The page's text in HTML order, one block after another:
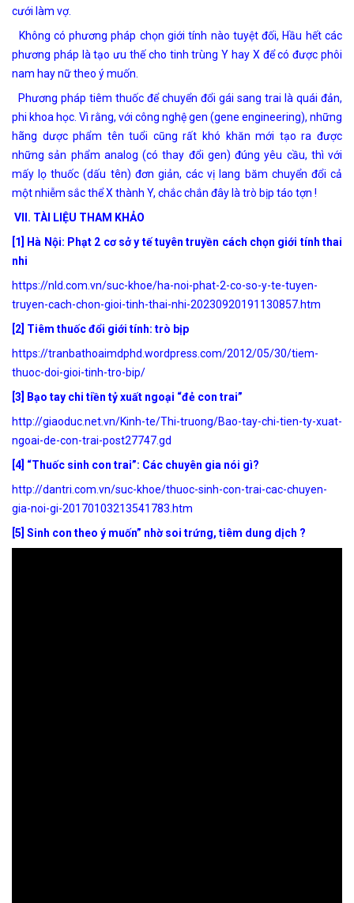
cưới làm vợ.
Không có phương pháp chọn giới tính nào tuyệt đối, Hầu hết các
phương pháp là tạo ưu thế cho tinh trùng Y hay X để có được phôi
nam hay nữ theo ý muốn.
Phương pháp tiêm thuốc để chuyển đổi gái sang trai là quái đản,
phi khoa học. Vì rằng, với công nghệ gen (gene engineering), những
hãng dược phẩm tên tuổi cũng rất khó khăn mới tạo ra được
những sản phẩm analog (có thay đổi gen) đúng yêu cầu, thì với
mấy lọ thuốc (dấu tên) đơn giản, các vị lang băm chuyển đổi cả
một nhiễm sắc thể X thành Y, chắc chắn đây là trò bịp táo tợn !
VII. TÀI LIỆU THAM KHẢO
[1] Hà Nội: Phạt 2 cơ sở y tế tuyên truyền cách chọn giới tính thai
nhi
https://nld.com.vn/suc-khoe/ha-noi-phat-2-co-so-y-te-tuyen-
truyen-cach-chon-gioi-tinh-thai-nhi-20230920191130857.htm
[2] Tiêm thuốc đổi giới tính: trò bịp
https://tranbathoaimdphd.wordpress.com/2012/05/30/tiem-
thuoc-doi-gioi-tinh-tro-bip/
[3] Bạo tay chi tiền tỷ xuất ngoại “đẻ con trai”
http://giaoduc.net.vn/Kinh-te/Thi-truong/Bao-tay-chi-tien-ty-xuat-
ngoai-de-con-trai-post27747.gd
[4] “Thuốc sinh con trai”: Các chuyên gia nói gì?
http://dantri.com.vn/suc-khoe/thuoc-sinh-con-trai-cac-chuyen-
gia-noi-gi-20170103213541783.htm
[5] Sinh con theo ý muốn” nhờ soi trứng, tiêm dung dịch ?